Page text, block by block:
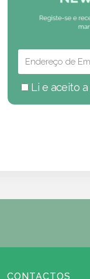
Li e aceito a
CONTACTOS